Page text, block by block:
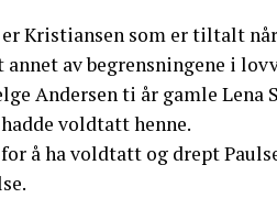
Kristiansen som er tiltalt
av begrensningene i
Andersen ti år gamle Lena
voldtatt henne.
å ha voldtatt og drept